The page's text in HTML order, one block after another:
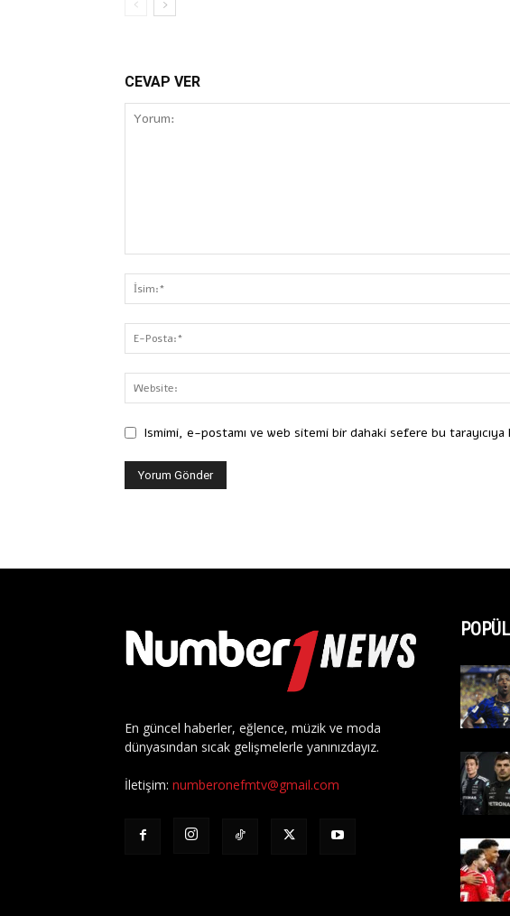
CEVAP VER
Ismimi, e-postamı ve web sitemi bir dahaki sefere bu
En güncel haberler, eğlence, müzik ve moda
dünyasından sıcak gelişmelerle yanınızdayız.
İletişim: numberonefmtv@gmail.com